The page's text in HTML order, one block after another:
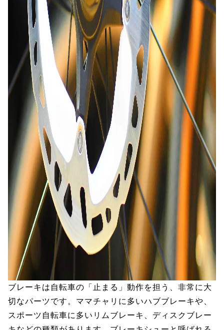
ブレーキは自転車の「止まる」動作を担う、非常に大
切なパーツです。ママチャリに多いハブブレーキや、
スポーツ自転車に多いリムブレーキ、ディスクブレー